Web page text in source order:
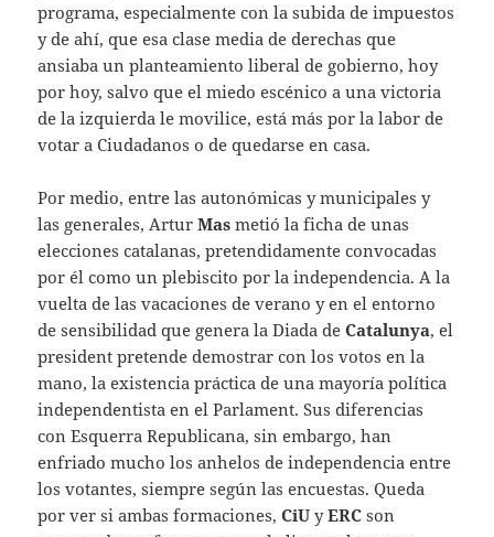
programa, especialmente con la subida de impuestos
y de ahí, que esa clase media de derechas que
ansiaba un planteamiento liberal de gobierno, hoy
por hoy, salvo que el miedo escénico a una victoria
de la izquierda le movilice, está más por la labor de
votar a Ciudadanos o de quedarse en casa.
Por medio, entre las autonómicas y municipales y
las generales, ArturMas metió la ficha de unas
elecciones catalanas, pretendidamente convocadas
por él como un plebiscito por la independencia. A la
vuelta de las vacaciones de verano y en el entorno
de sensibilidad que genera la Diada de Catalunya, el
president pretende demostrar con los votos en la
mano, la existencia práctica de una mayoría política
independentista en el Parlament. Sus diferencias
con Esquerra Republicana, sin embargo, han
enfriado mucho los anhelos de independencia entre
los votantes, siempre según las encuestas. Queda
por ver si ambas formaciones, CiU yERCson